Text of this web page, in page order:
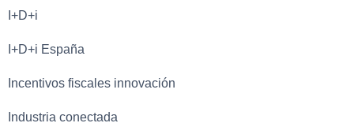
I+D+i
I+D+i España
Incentivos fiscales innovación
Industria conectada